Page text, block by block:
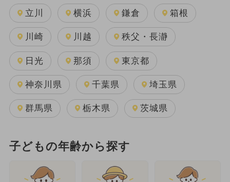
立川 横浜 鎌倉 箱根
川崎 川越 秩父・長瀞
日光 那須 東京都
神奈川県 千葉県 埼玉県
群馬県 栃木県 茨城県
子どもの年齢から探す